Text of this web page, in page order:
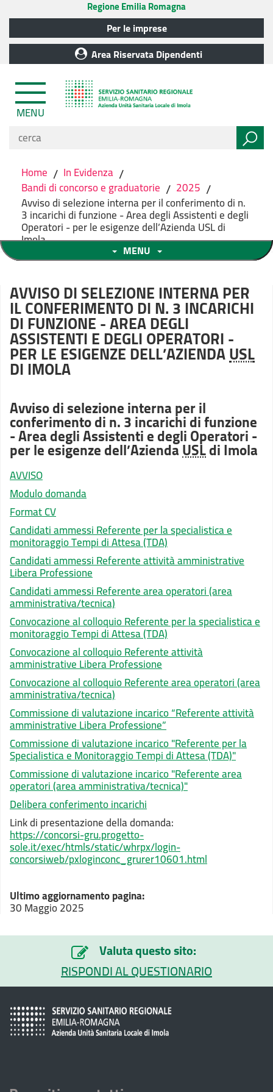
Regione Emilia Romagna
Per le imprese
Area Riservata Dipendenti
MENU
Home / In Evidenza /
Bandi di concorso e graduatorie / 2025 /
Avviso di selezione interna per il conferimento di n.
3 incarichi di funzione - Area degli Assistenti e degli
Operatori - per le esigenze dell’Azienda USL di
Imola
MENU
AVVISO DI SELEZIONE INTERNA PER
IL CONFERIMENTO DI N. 3 INCARICHI
DI FUNZIONE - AREA DEGLI
ASSISTENTI E DEGLI OPERATORI -
PER LE ESIGENZE DELL’AZIENDAUSL
DI IMOLA
Avviso di selezione interna per il
conferimento di n. 3 incarichi di funzione
- Area degli Assistenti e degli Operatori -
per le esigenze dell’AziendaUSLdi Imola
AVVISO
Modulo domanda
Format CV
Candidati ammessi Referente per la specialistica e
monitoraggio Tempi di Attesa (TDA)
Candidati ammessi Referente attività amministrative
Libera Professione
Candidati ammessi Referente area operatori (area
amministrativa/tecnica)
Convocazione al colloquio Referente per la specialistica e
monitoraggio Tempi di Attesa (TDA)
Convocazione al colloquio Referente attività
amministrative Libera Professione
Convocazione al colloquio Referente area operatori (area
amministrativa/tecnica)
Commissione di valutazione incarico “Referente attività
amministrative Libera Professione”
Commissione di valutazione incarico "Referente per la
Specialistica e Monitoraggio Tempi di Attesa (TDA)"
Commissione di valutazione incarico "Referente area
operatori (area amministrativa/tecnica)"
Delibera conferimento incarichi
Link di presentazione della domanda:
https://concorsi-gru.progetto-
sole.it/exec/htmls/static/whrpx/login-
concorsiweb/pxloginconc_grurer10601.html
Ultimo aggiornamento pagina:
30 Maggio 2025
Valuta questo sito:
RISPONDI AL QUESTIONARIO